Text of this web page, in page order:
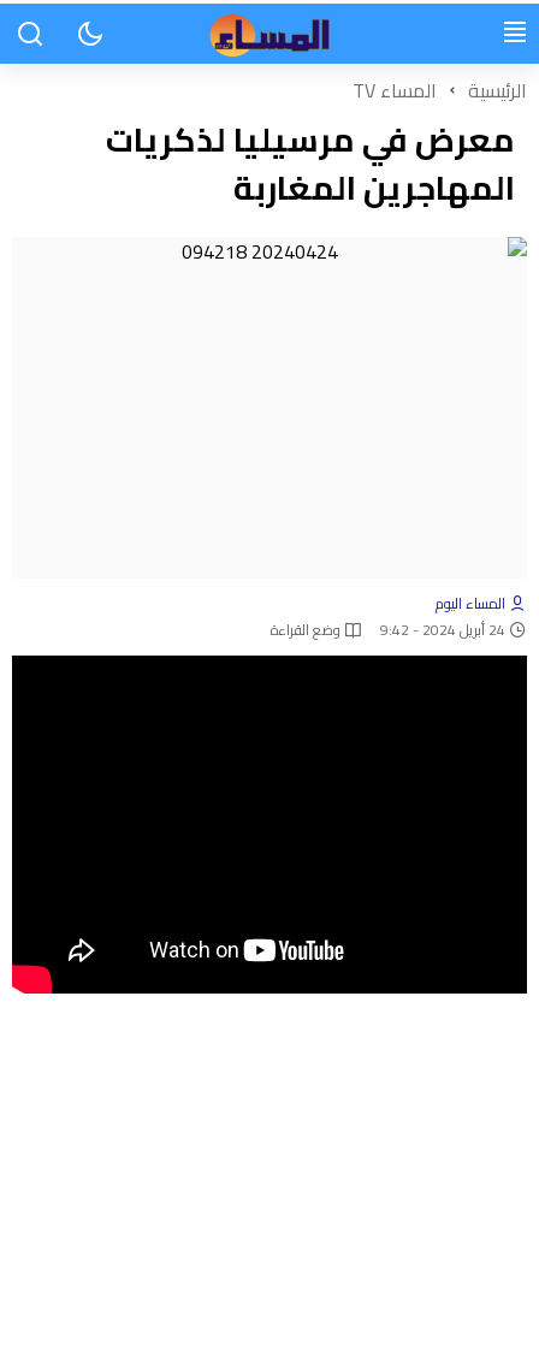
الرئيسية المساء TV
معرض في مرسيليا لذكريات
المهاجرين المغاربة
المساء اليوم
24 أبريل 2024 - 9:42
وضع القراءة